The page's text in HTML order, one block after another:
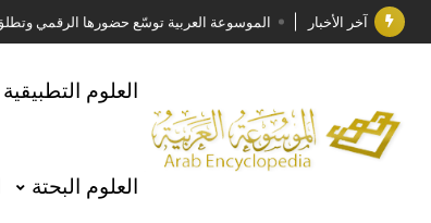
آخر الأخبار الموسوعة العربية توسّع حضورها الرقمي وتطلق
جائزة مجمع الملك سلمان العالمي للغة العربية 2025
الأستاذ إياد خالد الطباع مدير عام لهيئة
السيد محمد ياسين صالح وزيرا للثقافة
العلوم التطبيقية
العلوم البحتة